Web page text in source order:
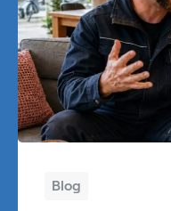
Blog